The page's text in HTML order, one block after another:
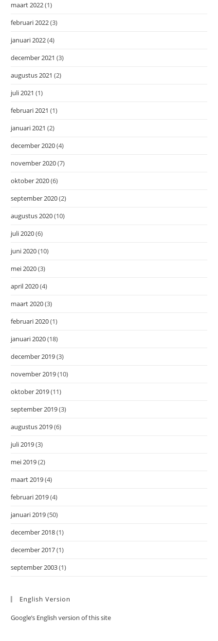
maart 2022(1)
februari 2022(3)
januari 2022(4)
december 2021 (3)
augustus 2021 (2)
juli 2021 (1)
februari 2021 (1)
januari 2021 (2)
december 2020(4)
november 2020(7)
oktober 2020(6)
september 2020(2)
augustus 2020(10)
juli 2020(6)
juni 2020(10)
mei 2020(3)
april 2020(4)
maart 2020(3)
februari 2020(1)
januari 2020(18)
december 2019(3)
november 2019(10)
oktober 2019(11)
september 2019(3)
augustus 2019(6)
juli 2019(3)
mei 2019(2)
maart 2019(4)
februari 2019(4)
januari 2019(50)
december 2018(1)
december 2017(1)
september 2003(1)
English Version
Google’s English version of this site